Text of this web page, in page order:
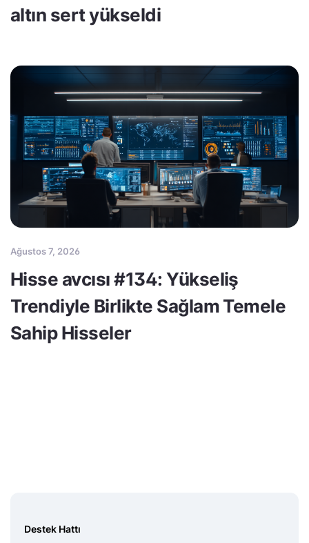
altın sert yükseldi
Ağustos 7, 2026
Hisse avcısı #134: Yükseliş
Trendiyle Birlikte Sağlam Temele
Sahip Hisseler
Destek Hattı